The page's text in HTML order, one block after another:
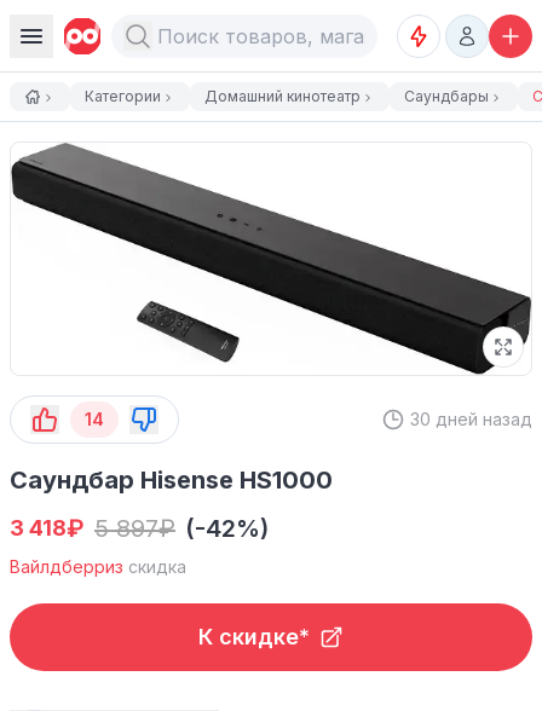
Категории Домашний кинотеатр Саундбары
14 30 дней назад
Саундбар Hisense HS1000
3 418₽ 5 897₽ (-42%)
Вайлдберриз скидка
К скидке*